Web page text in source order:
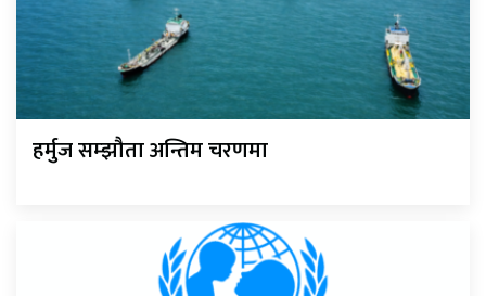
हर्मुज सम्झौता अन्तिम चरणमा